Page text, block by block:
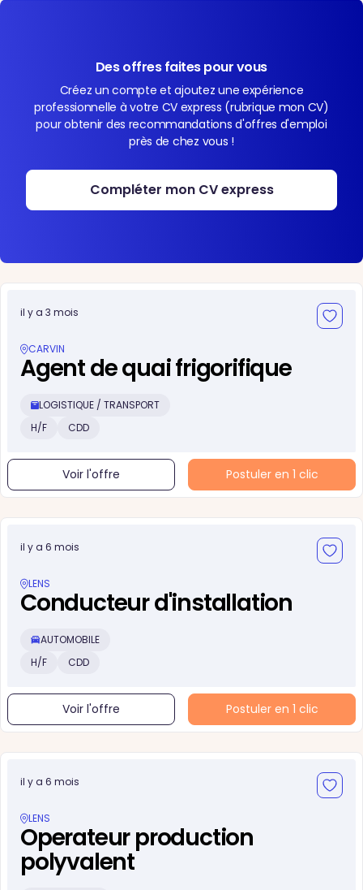
Des offres faites pour vous
Créez un compte et ajoutez une expérience
professionnelle à votre CV express (rubrique mon CV)
pour obtenir des recommandations d'offres d'emploi
près de chez vous !
Compléter mon CV express
il y a 3 mois
CARVIN
Agent de quai frigorifique
LOGISTIQUE / TRANSPORT
H/F
CDD
Voir l'offre Postuler en 1 clic
il y a 6 mois
LENS
Conducteur d'installation
AUTOMOBILE
H/F
CDD
Voir l'offre Postuler en 1 clic
il y a 6 mois
LENS
Operateur production
polyvalent